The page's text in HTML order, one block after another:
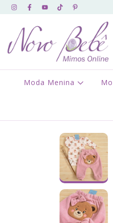
Moda Menina